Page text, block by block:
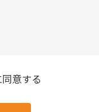
意する